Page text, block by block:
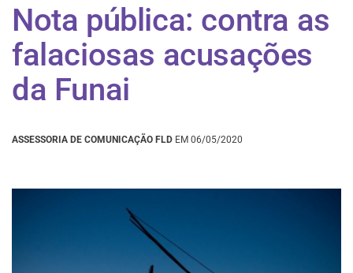
Nota pública: contra as
falaciosas acusações
da Funai
ASSESSORIA DE COMUNICAÇÃO FLD EM 06/05/2020